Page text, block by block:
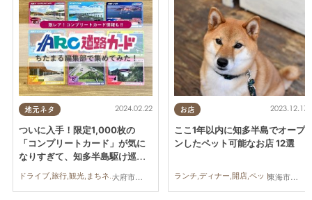
地元ネタ
大府市,阿久比町,常滑市,美浜町,南知多町
2024.02.22
ついに入手！限定1,000枚の
「コンプリートカード」が気に
なりすぎて、知多半島駆け巡っ
てみた／ちたまる広告
ドライブ,旅行,観光,まちネタ,ちたまる広告,家族,おひとりさま
お店
東海市,大府市,阿久比町,武豊町,南知多町,常滑市,美浜町
2023.12.17
ここ1年以内に知多半島でオープ
ンしたペット可能なお店 12選
ランチ,ディナー,開店,ペット